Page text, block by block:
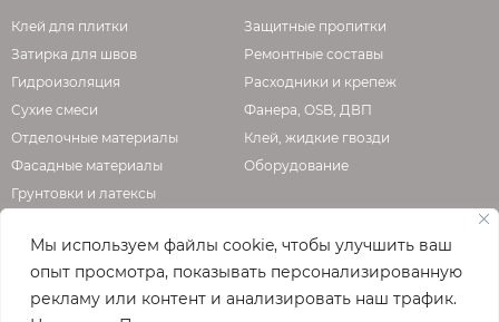
Мы используем файлы cookie, чтобы улучшить ваш
опыт просмотра, показывать персонализированную
рекламу или контент и анализировать наш трафик.
Клей для плитки
Затирка для швов
Гидроизоляция
Сухие смеси
Отделочные материалы
Фасадные материалы
Грунтовки и латексы
Защитные пропитки
Ремонтные составы
Расходники и крепеж
Фанера, OSB, ДВП
Клей, жидкие гвозди
Оборудование
О КОМПАНИИ